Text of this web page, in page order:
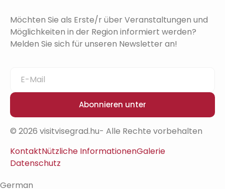
Möchten Sie als Erste/r über Veranstaltungen und
Möglichkeiten in der Region informiert werden?
Melden Sie sich für unseren Newsletter an!
Abonnieren unter
© 2026 visitvisegrad.hu- Alle Rechte vorbehalten
KontaktNützliche InformationenGalerie
Datenschutz
German